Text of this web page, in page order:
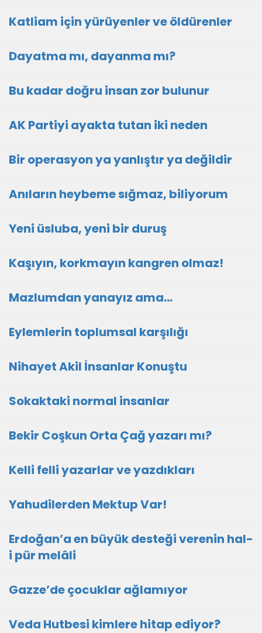
Katliam için yürüyenler ve öldürenler
Dayatma mı, dayanma mı?
Bu kadar doğru insan zor bulunur
AK Partiyi ayakta tutan iki neden
Bir operasyon ya yanlıştır ya değildir
Anıların heybeme sığmaz, biliyorum
Yeni üsluba, yeni bir duruş
Kaşıyın, korkmayın kangren olmaz!
Mazlumdan yanayız ama…
Eylemlerin toplumsal karşılığı
Nihayet Akil İnsanlar Konuştu
Sokaktaki normal insanlar
Bekir Coşkun Orta Çağ yazarı mı?
Kelli felli yazarlar ve yazdıkları
Yahudilerden Mektup Var!
Erdoğan’a en büyük desteği verenin hal-
i pür melâli
Gazze’de çocuklar ağlamıyor
Veda Hutbesi kimlere hitap ediyor?